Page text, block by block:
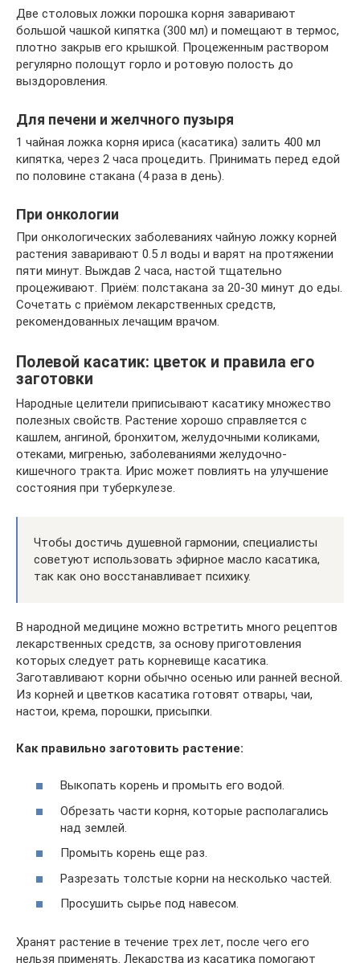
Две столовых ложки порошка корня заваривают
большой чашкой кипятка (300 мл) и помещают в термос,
плотно закрыв его крышкой. Процеженным раствором
регулярно полощут горло и ротовую полость до
выздоровления.
Для печени и желчного пузыря
1 чайная ложка корня ириса (касатика) залить 400 мл
кипятка, через 2 часа процедить. Принимать перед едой
по половине стакана (4 раза в день).
При онкологии
При онкологических заболеваниях чайную ложку корней
растения заваривают 0.5 л воды и варят на протяжении
пяти минут. Выждав 2 часа, настой тщательно
процеживают. Приём: полстакана за 20-30 минут до еды.
Сочетать с приёмом лекарственных средств,
рекомендованных лечащим врачом.
Полевой касатик: цветок и правила его
заготовки
Народные целители приписывают касатику множество
полезных свойств. Растение хорошо справляется с
кашлем, ангиной, бронхитом, желудочными коликами,
отеками, мигренью, заболеваниями желудочно-
кишечного тракта. Ирис может повлиять на улучшение
состояния при туберкулезе.
Чтобы достичь душевной гармонии, специалисты
советуют использовать эфирное масло касатика,
так как оно восстанавливает психику.
В народной медицине можно встретить много рецептов
лекарственных средств, за основу приготовления
которых следует рать корневище касатика.
Заготавливают корни обычно осенью или ранней весной.
Из корней и цветков касатика готовят отвары, чаи,
настои, крема, порошки, присыпки.
Как правильно заготовить растение:
Выкопать корень и промыть его водой.
Обрезать части корня, которые располагались
над землей.
Промыть корень еще раз.
Разрезать толстые корни на несколько частей.
Просушить сырье под навесом.
Хранят растение в течение трех лет, после чего его
нельзя применять. Лекарства из касатика помогают